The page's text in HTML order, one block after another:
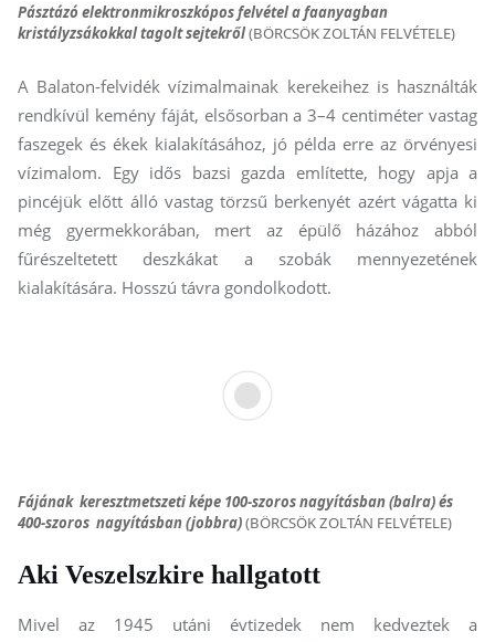
Pásztázó elektronmikroszkópos felvétel a faanyagban
kristályzsákokkal tagolt sejtekről(BÖRCSÖK ZOLTÁN FELVÉTELE)
A Balaton-felvidék vízimalmainak kerekeihez is használták
rendkívül kemény fáját, elsősorban a 3–4 centiméter vastag
faszegek és ékek kialakításához, jó példa erre az örvényesi
vízimalom. Egy idős bazsi gazda említette, hogy apja a
pincéjük előtt álló vastag törzsű berkenyét azért vágatta ki
még gyermekkorában, mert az épülő házához abból
fűrészeltetett deszkákat a szobák mennyezetének
kialakítására. Hosszú távra gondolkodott.
Fájának keresztmetszeti képe 100-szoros nagyításban (balra) és
400-szoros nagyításban (jobbra)(BÖRCSÖK ZOLTÁN FELVÉTELE)
Aki Veszelszkire hallgatott
Mivel az 1945 utáni évtizedek nem kedveztek a